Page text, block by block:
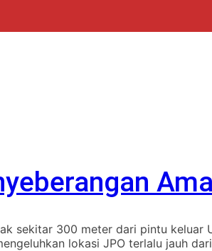
sekitar 300 meter dari pintu keluar
lokasi JPO terlalu jauh